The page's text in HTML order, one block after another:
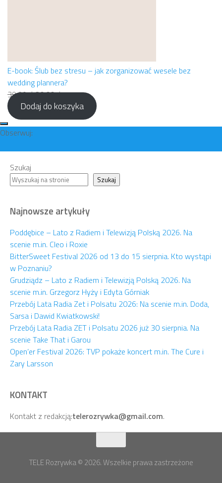
E-book: Ślub bez stresu – jak zorganizować wesele bez
wedding plannera?
39,99złPierwotna
cena
wynosiła:
39,99 zł.
20,00złAktualna
cena
wynosi:
20,00 zł.
Dodaj do koszyka
Obserwuj:
Szukaj
Szukaj
Najnowsze artykuły
Poddębice – Lato z Radiem i Telewizją Polską 2026. Na
scenie m.in. Cleo i Roxie
BitterSweet Festival 2026 od 13 do 15 sierpnia. Kto wystąpi
w Poznaniu?
Grudziądz – Lato z Radiem i Telewizją Polską 2026. Na
scenie m.in. Grzegorz Hyży i Edyta Górniak
Przebój Lata Radia Zet i Polsatu 2026: Na scenie m.in. Doda,
Sarsa i Dawid Kwiatkowski!
Przebój Lata Radia ZET i Polsatu 2026 już 30 sierpnia. Na
scenie Take That i Garou
Open’er Festival 2026: TVP pokaże koncert m.in. The Cure i
Zary Larsson
KONTAKT
Kontakt z redakcją:telerozrywka@gmail.com.
TELE Rozrywka © 2026. Wszelkie prawa zastrzeżone